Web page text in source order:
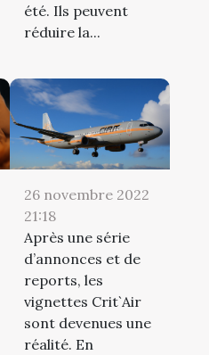
été. Ils peuvent
réduire la...
26 novembre 2022
21:18
Après une série
d’annonces et de
reports, les
vignettes Crit`Air
sont devenues une
réalité. En